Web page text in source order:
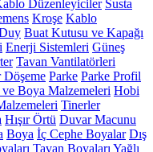
Düzenleyiciler Susta
Kroşe Kablo
Buat Kutusu ve Kapağı
Enerji Sistemleri Güneş
Tavan Vantilatörleri
Döşeme Parke Parke Profil
Boya Malzemeleri Hobi
Tinerler
Hışır Örtü Duvar Macunu
Boya İç Cephe Boyalar Dış
Tavan Boyaları Yağlı